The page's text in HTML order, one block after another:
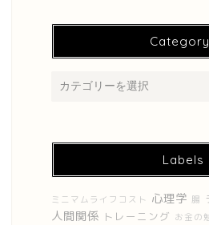
Labels
ミニマムライフコスト 心理学 腸
人間関係 トレーニング お金の